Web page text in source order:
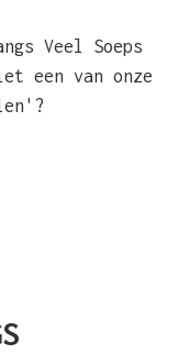
Veel Soeps
een van onze